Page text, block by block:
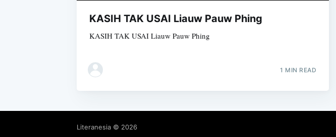
KASIH TAK USAI Liauw Pauw Phing
KASIH TAK USAI Liauw Pauw Phing
1 MIN READ
Literanesia © 2026